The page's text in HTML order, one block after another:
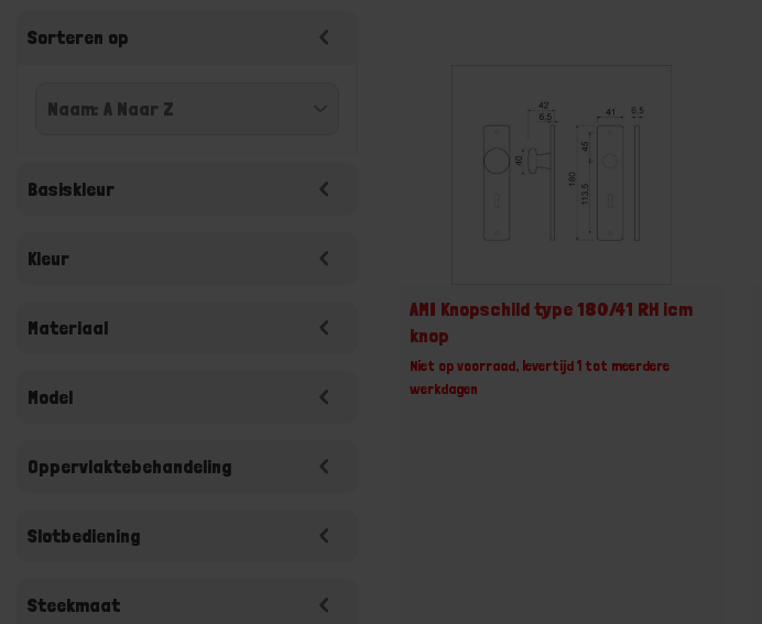
Sorteren op
Basiskleur
Kleur
Materiaal
Model
Oppervlaktebehandeling
Slotbediening
Steekmaat
AMI Knopschild type 180/41 RH icm
knop
Niet op voorraad, levertijd 1 tot meerdere
werkdagen